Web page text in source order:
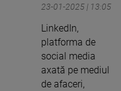
23-01-2025 | 13:05
LinkedIn,
platforma de
social media
axată pe mediul
de afaceri,